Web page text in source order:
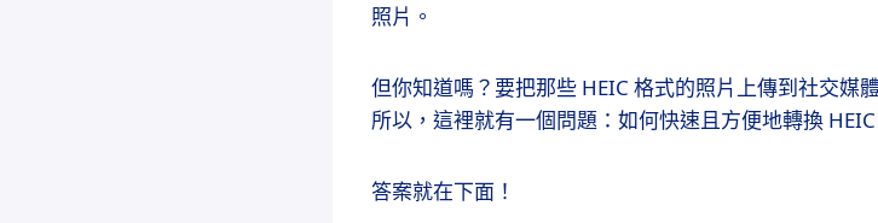
照片。
但你知道嗎？要把那些 HEIC 格式的照片上傳到社交媒
所以，這裡就有一個問題：如何快速且方便地轉換
答案就在下面！